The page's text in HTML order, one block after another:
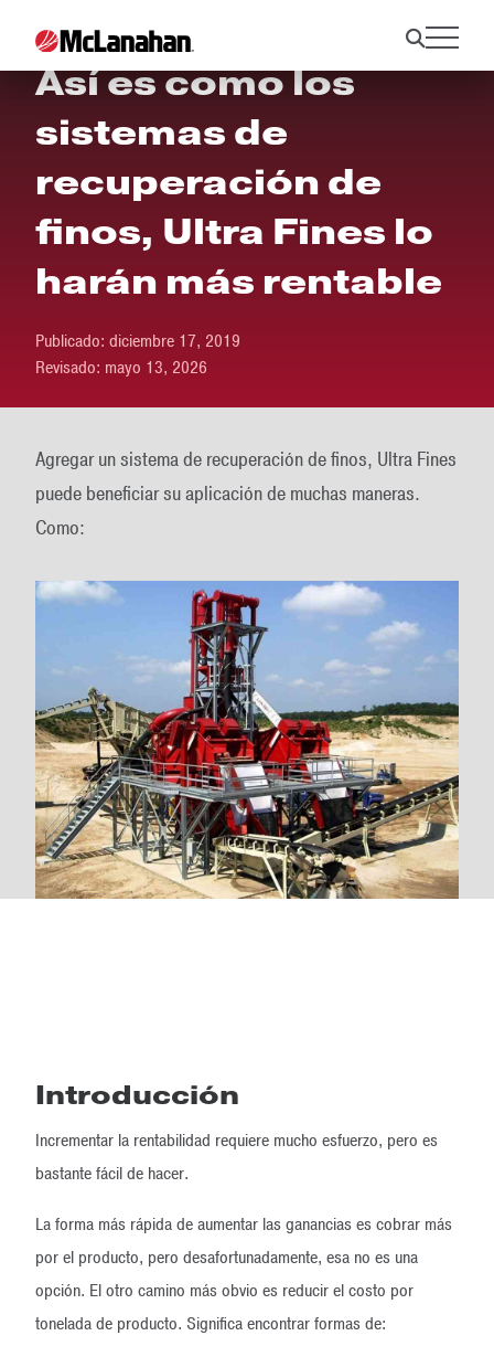
Así es como los
sistemas de
recuperación de
finos, Ultra Fines lo
harán más rentable
Publicado: diciembre 17, 2019
Revisado: mayo 13, 2026
Agregar un sistema de recuperación de finos, Ultra Fines
puede beneficiar su aplicación de muchas maneras.
Como:
Introducción
Incrementar la rentabilidad requiere mucho esfuerzo, pero es
bastante fácil de hacer.
La forma más rápida de aumentar las ganancias es cobrar más
por el producto, pero desafortunadamente, esa no es una
opción. El otro camino más obvio es reducir el costo por
tonelada de producto. Significa encontrar formas de: